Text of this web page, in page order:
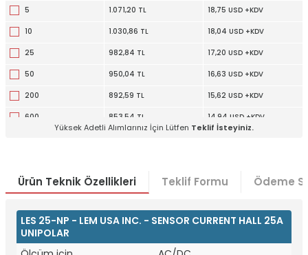
5 1.071,20 TL 18,75 USD +KDV
10 1.030,86 TL 18,04 USD +KDV
25 982,84 TL 17,20 USD +KDV
50 950,04 TL 16,63 USD +KDV
200 892,59 TL 15,62 USD +KDV
600 853,54 TL 14,94 USD +KDV
Yüksek Adetli Alımlarınız İçin Lütfen Teklif İsteyiniz.
Ürün Teknik Özellikleri Teklif Formu Ödeme
LES 25-NP - LEM USA INC. - SENSOR CURRENT HALL 25A
UNIPOLAR